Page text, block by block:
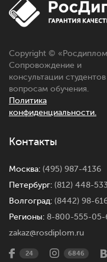
Copyright ©
Сопровождение и
консультации
вопросам обучения.
Политика
конфиденциальности.
Контакты
Москва: (495) 987-4136
Петербург: (812) 448-
Волгоград: (8442) 98-
Регионы: 8-800-555-05-
zakaz@rosdiplom.ru
24 6846